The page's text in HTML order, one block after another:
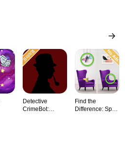
Detective
CrimeBot:
Find the
Difference: Spot